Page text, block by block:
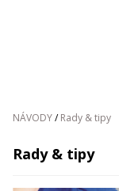
NÁVODY/ Rady & tipy
Rady & tipy